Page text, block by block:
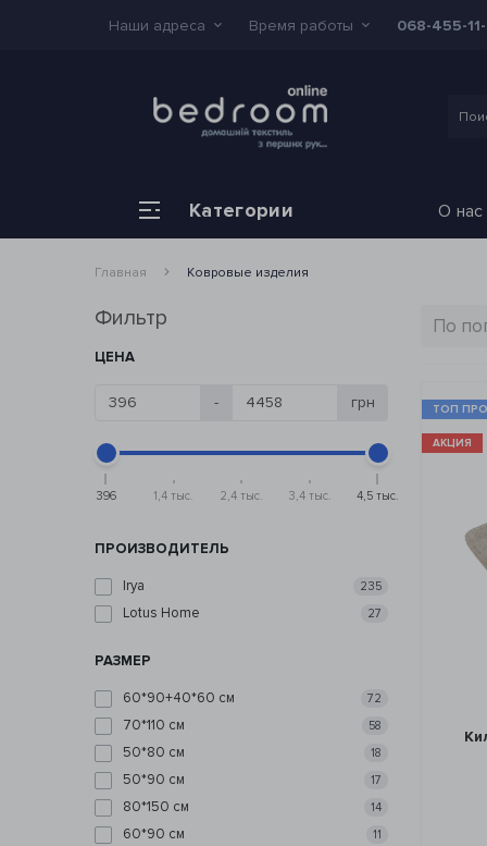
Наши адреса Время работы 068-455-
Категории О нас
Главная Ковровые изделия
Фильтр
ЦЕНА
- грн
396 1,4 тыс. 2,4 тыс. 3,4 тыс. 4,5 тыс.
ПРОИЗВОДИТЕЛЬ
Irya 235
Lotus Home 27
РАЗМЕР
60*90+40*60 см 72
70*110 см 58
50*80 см 18
50*90 см 17
80*150 см 14
60*90 см 11
ТОП
АКЦИЯ